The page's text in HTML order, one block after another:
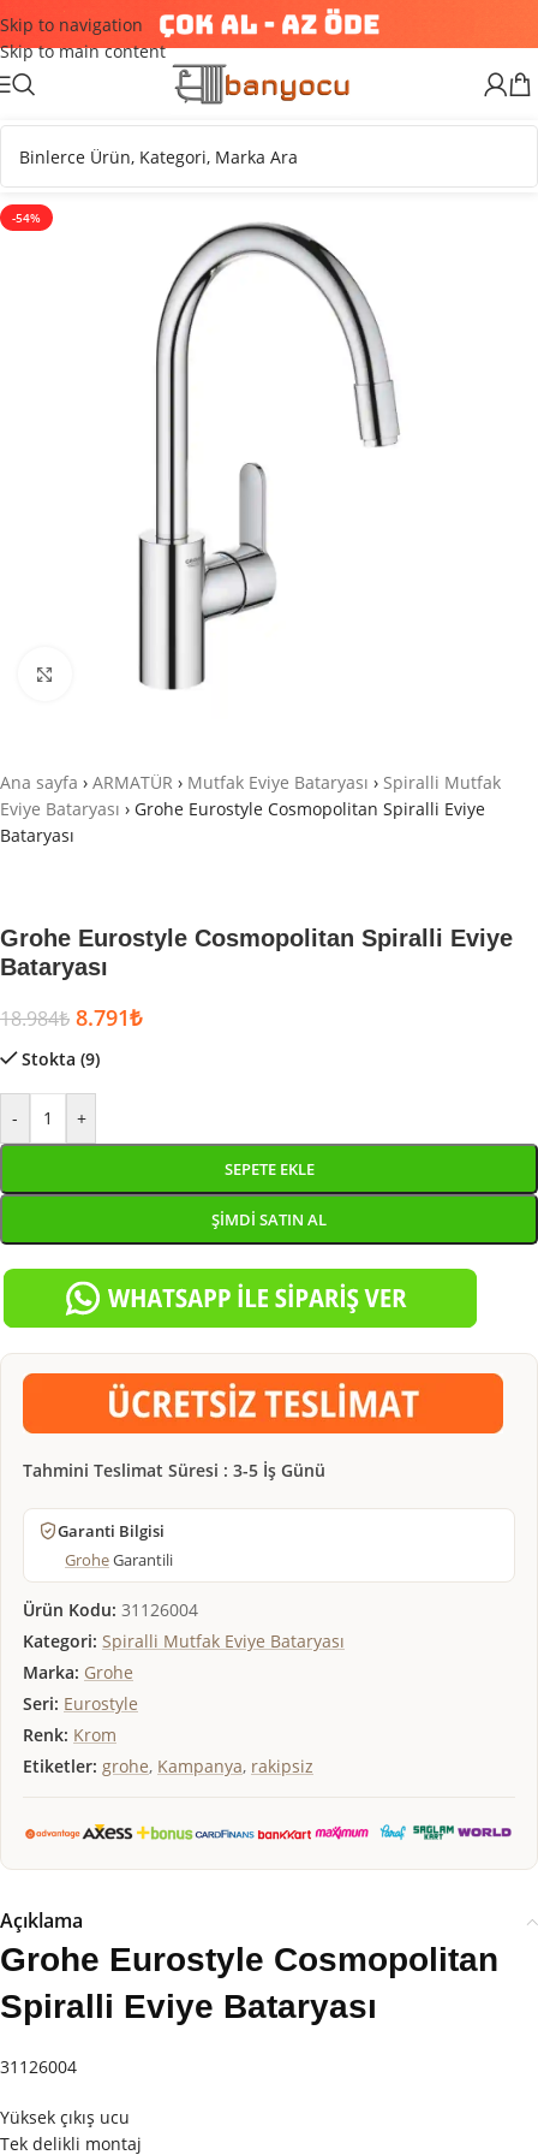
Skip to navigation
Skip to main content
-54%
Ana sayfa › ARMATÜR › Mutfak Eviye Bataryası › Spiralli Mutfak
Eviye Bataryası › Grohe Eurostyle Cosmopolitan Spiralli Eviye
Bataryası
Grohe Eurostyle Cosmopolitan Spiralli Eviye
Bataryası
18.984₺ 8.791₺
Stokta (9)
- +
SEPETE EKLE
ŞIMDI SATIN AL
Tahmini Teslimat Süresi : 3-5 İş Günü
Garanti Bilgisi
GroheGarantili
Ürün Kodu: 31126004
Kategori: Spiralli Mutfak Eviye Bataryası
Marka: Grohe
Seri: Eurostyle
Renk: Krom
Etiketler: grohe, Kampanya, rakipsiz
Açıklama
Grohe Eurostyle Cosmopolitan
Spiralli Eviye Bataryası
31126004
Yüksek çıkış ucu
Tek delikli montaj